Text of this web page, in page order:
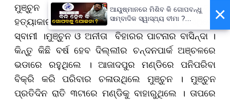
ମୁଞ୍ଚୁନ କେୱଟ ଫେରାର ହୋଇଯାଇଥିଲେ ।ସେହି
ହତ୍ୟାକାରୀ ବୋଲି ପୋଲିସର ସନ୍ଦେହ ନଜରକୁ ଆସିଥିଲେ
ସ୍ବାମୀ ।ମୁଞ୍ଚୁନ ଓ ଅନୀତା ବିହାରର ପାଟନାର ବାସିନ୍ଦା ।
କିନ୍ତୁ କିଛି ବର୍ଷ ହେବ ଦିଲ୍ଲୀର ଚନ୍ଦନପାର୍କ ଅଞ୍ଚଳରେ
ଭଡାରେ ରହୁଥିଲେ । ଆଜାଦପୁର ମଣ୍ଡିରେ ପନିପରିବା
ବିକ୍ରି କରି ପରିବାର ଚଳାଉଥିଲେ ମୁଞ୍ଚୁନ । ମୁଞ୍ଚୁନ
ପ୍ରତିଦିନ ରାତି ୩ଟାରେ ମଣ୍ଡିକୁ ବାହାରୁଥିଲେ । ତାପରେ
×
ଆୟୁଷ୍ମାନରେ ମିଶିବ କି ଗୋପବନ୍ଧୁ
ସାମ୍ବାଦିକ ସ୍ୱାସ୍ଥ୍ୟ ବୀମା ?
ସ୍ୱାସ୍ଥ୍ୟମନ୍ତ୍ରୀ କହିଲେ- ସରକାର
କରିବେ ତର୍ଜମା